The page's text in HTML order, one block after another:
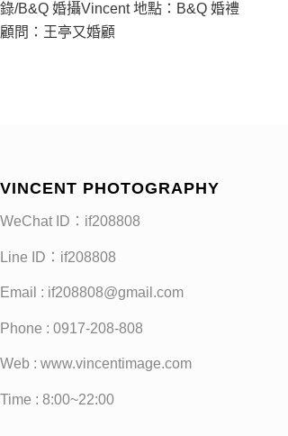
錄/B&Q 婚攝Vincent 地點：B&Q 婚禮
顧問：王亭又婚顧
VINCENT PHOTOGRAPHY
WeChat ID：if208808
Line ID：if208808
Email : if208808@gmail.com
Phone : 0917-208-808
Web : www.vincentimage.com
Time : 8:00~22:00